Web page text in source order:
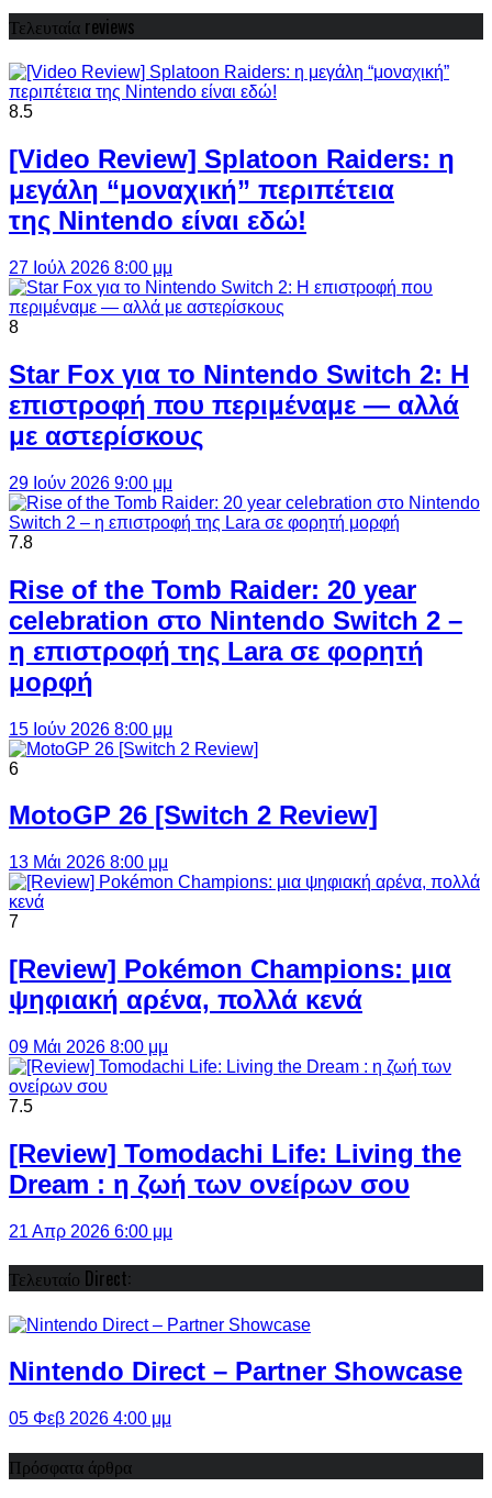
Τελευταία reviews
8.5
[Video Review] Splatoon Raiders: η
μεγάλη “μοναχική” περιπέτεια
της Nintendo είναι εδώ!
27 Ιούλ 2026 8:00 μμ
8
Star Fox για το Nintendo Switch 2: Η
επιστροφή που περιμέναμε — αλλά
με αστερίσκους
29 Ιούν 2026 9:00 μμ
7.8
Rise of the Tomb Raider: 20 year
celebration στο Nintendo Switch 2 –
η επιστροφή της Lara σε φορητή
μορφή
15 Ιούν 2026 8:00 μμ
6
MotoGP 26 [Switch 2 Review]
13 Μάι 2026 8:00 μμ
7
[Review] Pokémon Champions: μια
ψηφιακή αρένα, πολλά κενά
09 Μάι 2026 8:00 μμ
7.5
[Review] Tomodachi Life: Living the
Dream : η ζωή των ονείρων σου
21 Απρ 2026 6:00 μμ
Τελευταίο Direct:
Nintendo Direct – Partner Showcase
05 Φεβ 2026 4:00 μμ
Πρόσφατα άρθρα